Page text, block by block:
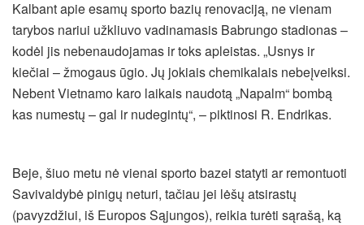
Kalbant apie esamų sporto bazių renovaciją, ne vienam
tarybos nariui užkliuvo vadinamasis Babrungo stadionas –
kodėl jis nebenaudojamas ir toks apleistas. „Usnys ir
kiečiai – žmogaus ūgio. Jų jokiais chemikalais nebeįveiksi.
Nebent Vietnamo karo laikais naudotą „Napalm“ bombą
kas numestų – gal ir nudegintų“, – piktinosi R. Endrikas.
Beje, šiuo metu nė vienai sporto bazei statyti ar remontuoti
Savivaldybė pinigų neturi, tačiau jei lėšų atsirastų
(pavyzdžiui, iš Europos Sąjungos), reikia turėti sąrašą, ką